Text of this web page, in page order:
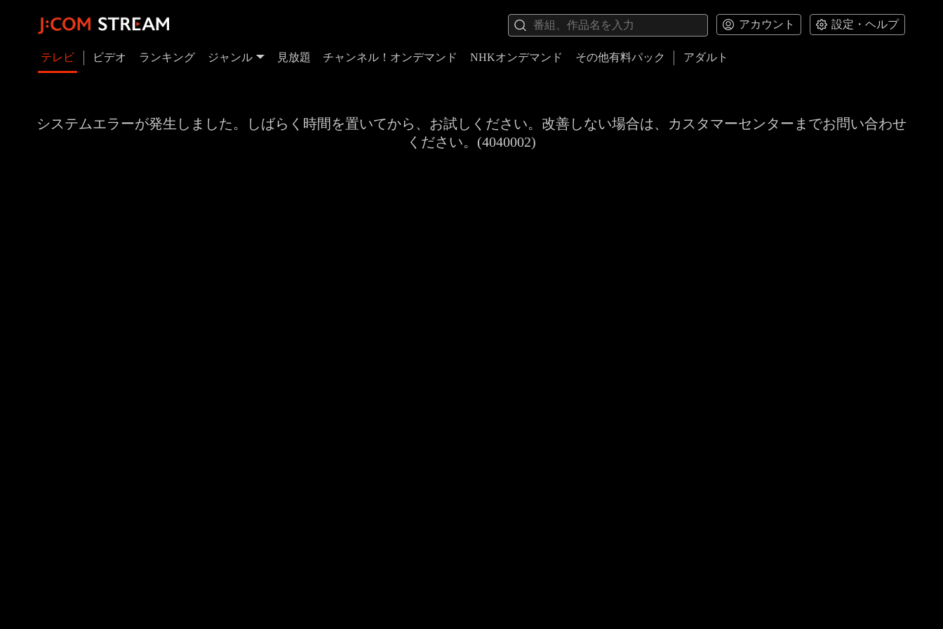
アカウント 設定・ヘルプ
テレビ ビデオ ランキング ジャンル 見放題 チャンネル！オンデマンド NHKオンデマンド その他有料パック アダルト
システムエラーが発生しました。しばらく時間を置いてから、お試しください。改善しない場合は、カスタマーセンターまでお問い合わせ
ください。(4040002)